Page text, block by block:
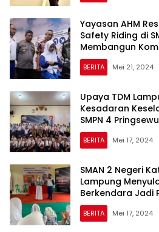
Yayasan AHM
Safety Riding di
Membangun
yang Luas
BERITA Mei 21, 2024
Upaya TDM
Kesadaran
SMPN 4 Pringsewu
BERITA Mei 17, 2024
SMAN 2 Negeri
Lampung
Berkendara Jadi
BERITA Mei 17, 2024